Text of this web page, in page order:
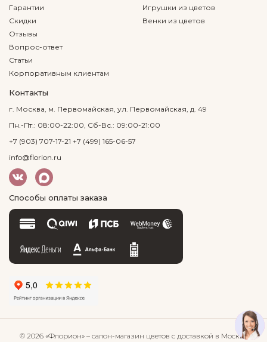
Гарантии
Скидки
Отзывы
Вопрос-ответ
Статьи
Корпоративным клиентам
Игрушки из цветов
Венки из цветов
Контакты
г. Москва, м. Первомайская, ул. Первомайская, д. 49
Пн.-Пт.: 08:00-22:00, Сб-Вс.: 09:00-21:00
+7 (903) 707-17-21 +7 (499) 165-06-57
info@florion.ru
Способы оплаты заказа
© 2026 «Флорион» – салон-магазин цветов с доставкой в Москве